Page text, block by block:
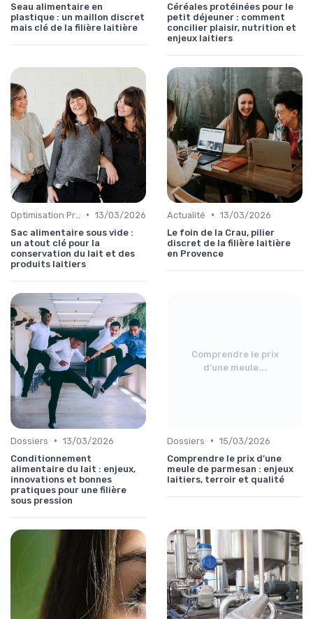
Seau alimentaire en
plastique : un maillon discret
mais clé de la filière laitière
Céréales protéinées pour le
petit déjeuner : comment
concilier plaisir, nutrition et
enjeux laitiers
• 13/03/2026
Sac alimentaire sous vide :
un atout clé pour la
conservation du lait et des
produits laitiers
Actualité • 13/03/2026
Le foin de la Crau, pilier
discret de la filière laitière
en Provence
Dossiers • 13/03/2026
Conditionnement
alimentaire du lait : enjeux,
innovations et bonnes
pratiques pour une filière
sous pression
Comprendre le prix
d’une meule...
Dossiers • 15/03/2026
Comprendre le prix d’une
meule de parmesan : enjeux
laitiers, terroir et qualité